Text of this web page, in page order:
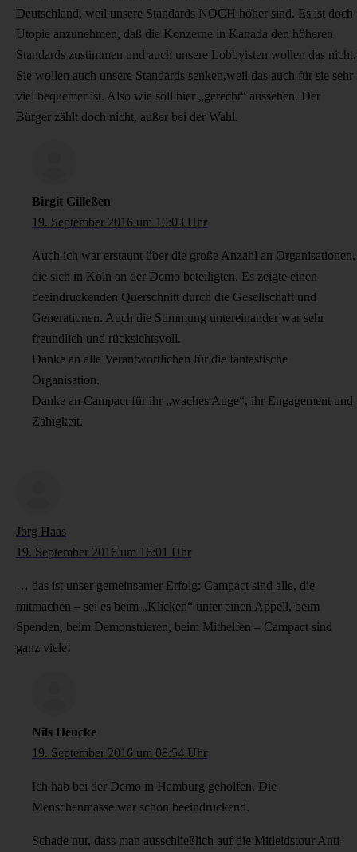
Deutschland, weil unsere Standards NOCH höher sind. Es ist doch
Utopie anzunehmen, daß die Konzerne in Kanada den höheren
Standards zustimmen und auch unsere Lobbyisten wollen das nicht.
Sie wollen auch unsere Standards senken,weil das auch für sie sehr
viel bequemer ist. Also wie soll hier „gerecht“ aussehen. Der
Bürger zählt doch nicht, außer bei der Wahl.
Birgit Gilleßen
19. September 2016 um 10:03 Uhr
Auch ich war erstaunt über die große Anzahl an Organisationen,
die sich in Köln an der Demo beteiligten. Es zeigte einen
beeindruckenden Querschnitt durch die Gesellschaft und
Generationen. Auch die Stimmung untereinander war sehr
freundlich und rücksichtsvoll.
Danke an alle Verantwortlichen für die fantastische
Organisation.
Danke an Campact für ihr „waches Auge“, ihr Engagement und
Zähigkeit.
Jörg Haas
19. September 2016 um 16:01 Uhr
… das ist unser gemeinsamer Erfolg: Campact sind alle, die
mitmachen – sei es beim „Klicken“ unter einen Appell, beim
Spenden, beim Demonstrieren, beim Mithelfen – Campact sind
ganz viele!
Nils Heucke
19. September 2016 um 08:54 Uhr
Ich hab bei der Demo in Hamburg geholfen. Die
Menschenmasse war schon beeindruckend.
Schade nur, dass man ausschließlich auf die Mitleidstour Anti-